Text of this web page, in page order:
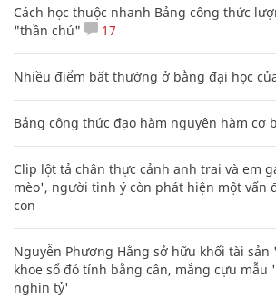
Cách học thuộc nhanh Bảng công thức
"thần chú"
17
Nhiều điểm bất thường ở bằng đại học
Bảng công thức đạo hàm nguyên hàm cơ
Clip lột tả chân thực cảnh anh trai và em
mèo', người tinh ý còn phát hiện một vấn
con
Nguyễn Phương Hằng sở hữu khối tài
khoe sổ đỏ tính bằng cân, mắng cựu mẫu
nghìn tỷ'